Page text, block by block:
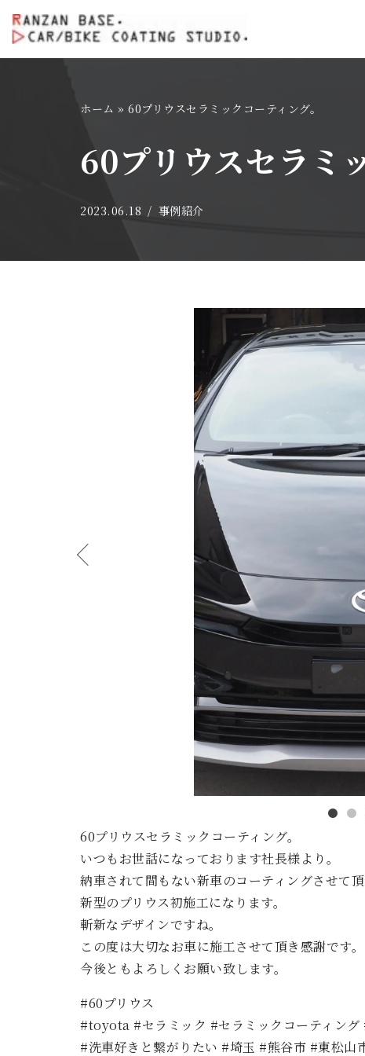
コ
ホーム » 60プリウスセラミックコーティング。
60プリウスセラミ
2023.06.18 事例紹介
60プリウスセラミックコーティング。
いつもお世話になっております社長様より。
納車されて間もない新車のコーティングさせて頂
新型のプリウス初施工になります。
斬新なデザインですね。
この度は大切なお車に施工させて頂き感謝です。
今後ともよろしくお願い致します。
#60プリウス
#toyota #セラミック #セラミックコーティング
#洗車好きと繋がりたい #埼玉 #熊谷市 #東松